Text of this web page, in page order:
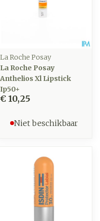
La Roche Posay
La Roche Posay
Anthelios Xl Lipstick
Ip50+
€ 10,25
Niet beschikbaar